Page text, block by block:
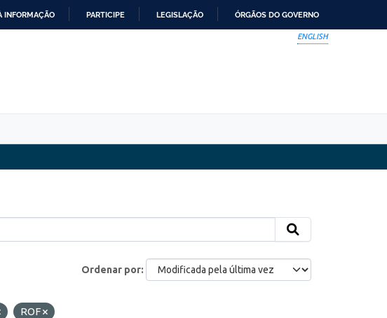
INFORMAÇÃO PARTICIPE LEGISLAÇÃO ÓRGÃOS DO GOVERNO
ENGLISH
Ordenar por
ROF